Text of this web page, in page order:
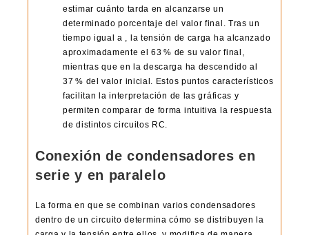
estimar cuánto tarda en alcanzarse un
determinado porcentaje del valor final. Tras un
tiempo igual a , la tensión de carga ha alcanzado
aproximadamente el 63 % de su valor final,
mientras que en la descarga ha descendido al
37 % del valor inicial. Estos puntos característicos
facilitan la interpretación de las gráficas y
permiten comparar de forma intuitiva la respuesta
de distintos circuitos RC.
Conexión de condensadores en
serie y en paralelo
La forma en que se combinan varios condensadores
dentro de un circuito determina cómo se distribuyen la